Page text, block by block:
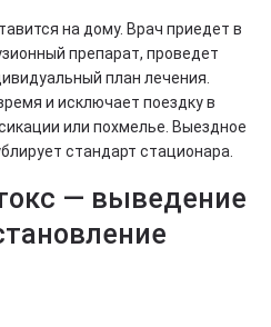
на дому. Врач приедет в
препарат, проведет
план лечения.
и исключает поездку в
или похмелье. Выездное
стандарт стационара.
— выведение